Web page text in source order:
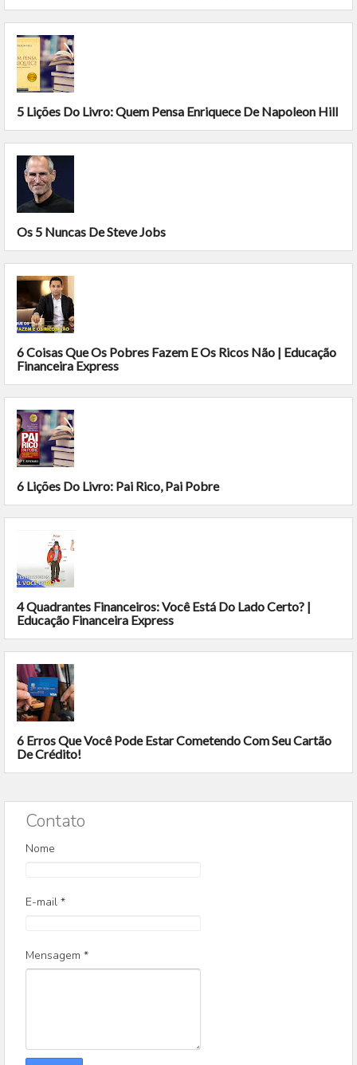
5 Lições Do Livro: Quem Pensa Enriquece De Napoleon Hill
Os 5 Nuncas De Steve Jobs
6 Coisas Que Os Pobres Fazem E Os Ricos Não | Educação
Financeira Express
6 Lições Do Livro: Pai Rico, Pai Pobre
4 Quadrantes Financeiros: Você Está Do Lado Certo? |
Educação Financeira Express
6 Erros Que Você Pode Estar Cometendo Com Seu Cartão
De Crédito!
Contato
Nome
E-mail *
Mensagem *